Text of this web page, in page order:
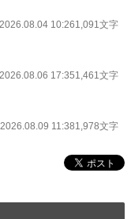
2026.08.04 10:261,091文字
2026.08.06 17:351,461文字
2026.08.09 11:381,978文字